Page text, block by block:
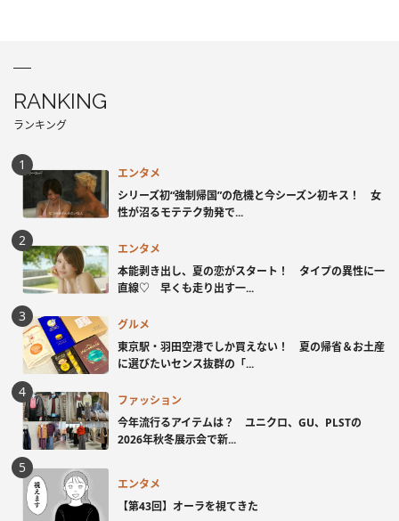
RANKING
ランキング
エンタメ
シリーズ初“強制帰国”の危機と今シーズン初キス！ 女
性が沼るモテテク勃発で...
エンタメ
本能剥き出し、夏の恋がスタート！ タイプの異性に一
直線♡ 早くも走り出す一...
グルメ
東京駅・羽田空港でしか買えない！ 夏の帰省＆お土産
に選びたいセンス抜群の「...
ファッション
今年流行るアイテムは？ ユニクロ、GU、PLSTの
2026年秋冬展示会で新...
エンタメ
【第43回】オーラを視てきた